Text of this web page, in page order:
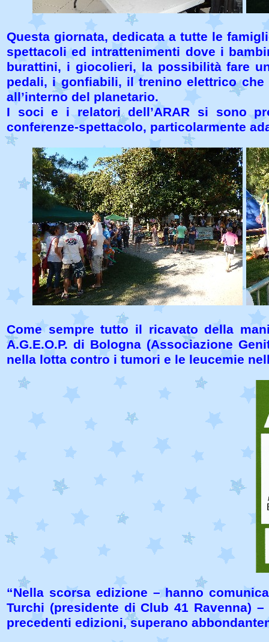
Questa giornata, dedicata a tutte le
spettacoli ed intrattenimenti dove i
burattini, i giocolieri, la possibilità fare
pedali, i gonfiabili, il trenino elettrico
all’interno del planetario.
I soci e i relatori dell’ARAR si sono
conferenze-spettacolo, particolarmente
Come sempre tutto il ricavato della
A.G.E.O.P. di Bologna (Associazione
nella lotta contro i tumori e le leucemie
“Nella scorsa edizione – hanno
Turchi (presidente di Club 41 Ravenna)
precedenti edizioni, superano